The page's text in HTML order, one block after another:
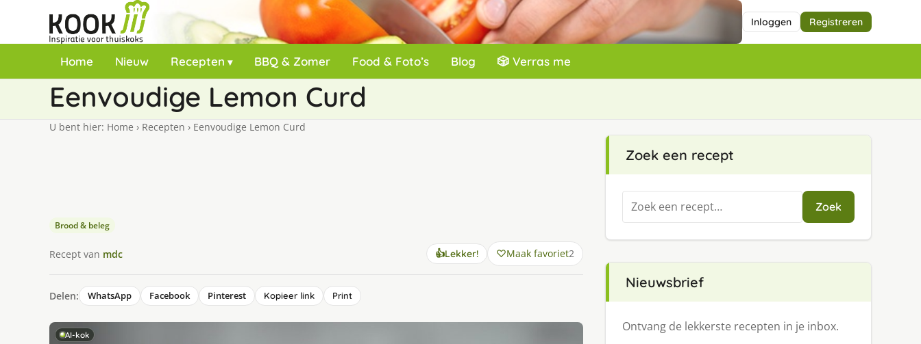
Inloggen Registreren
Home Nieuw Recepten BBQ & Zomer Food & Foto’s Blog 🎲 Verras me
Eenvoudige Lemon Curd
U bent hier: Home › Recepten › Eenvoudige Lemon Curd
Brood & beleg
Recept van mdc 👍Lekker! Maak favoriet2
Delen: WhatsApp Facebook Pinterest Kopieer link Print
AI-kok
Zoek een recept
Zoeken
naar:
Zoek
Nieuwsbrief
Ontvang de lekkerste recepten in je inbox.